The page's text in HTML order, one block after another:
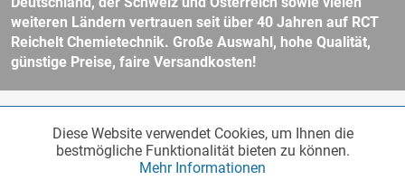
weiteren Ländern vertrauen seit über 40 Jahren auf RCT
Reichelt Chemietechnik. Große Auswahl, hohe Qualität,
günstige Preise, faire Versandkosten!
und ggf. Nachnahmegebühren, wenn nicht anders beschrieben.
Unser Webshop richtet sich an Unternehmer, öffentliche Institute und
andere gewerbliche Kunden im Sinne des § 14 BGB. Kein Verkauf an
Funktionale Aktiv
Diese Website verwendet Cookies, um Ihnen die
bestmögliche Funktionalität bieten zu können.
Mehr Informationen